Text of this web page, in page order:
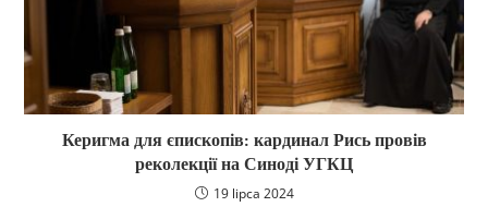
Керигма для єпископів: кардинал Рись провів
реколекції на Синоді УГКЦ
19 lipca 2024